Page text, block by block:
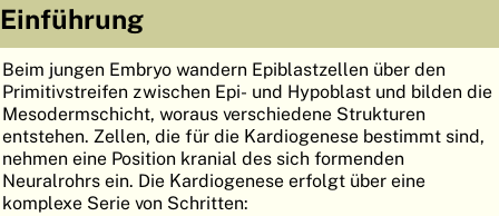
HOME
EMBRYOGENESE
ORGANOGENESE
Einführung
Beim jungen Embryo wandern Epiblastzellen über den
Primitivstreifen zwischen Epi- und Hypoblast und bilden die
Mesodermschicht, woraus verschiedene Strukturen
entstehen. Zellen, die für die Kardiogenese bestimmt sind,
nehmen eine Position kranial des sich formenden
Neuralrohrs ein. Die Kardiogenese erfolgt über eine
komplexe Serie von Schritten: